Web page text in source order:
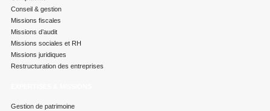
Conseil & gestion
Missions fiscales
Missions d’audit
Missions sociales et RH
Missions juridiques
Restructuration des entreprises
Gestion de patrimoine